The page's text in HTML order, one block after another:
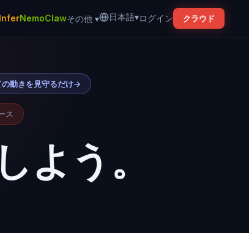
NemoClawその他 ▾ 日本語▾ログイン クラウド
動きを見守るだけ→
ス
よう。